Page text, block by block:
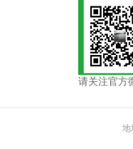
请关注官方
地